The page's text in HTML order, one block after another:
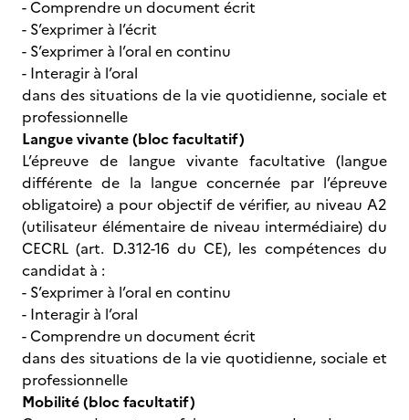
- Comprendre un document écrit
- S’exprimer à l’écrit
- S’exprimer à l’oral en continu
- Interagir à l’oral
dans des situations de la vie quotidienne, sociale et
professionnelle
Langue vivante (bloc facultatif)
L’épreuve de langue vivante facultative (langue
différente de la langue concernée par l’épreuve
obligatoire) a pour objectif de vérifier, au niveau A2
(utilisateur élémentaire de niveau intermédiaire) du
CECRL (art. D.312-16 du CE), les compétences du
candidat à :
- S’exprimer à l’oral en continu
- Interagir à l’oral
- Comprendre un document écrit
dans des situations de la vie quotidienne, sociale et
professionnelle
Mobilité (bloc facultatif)